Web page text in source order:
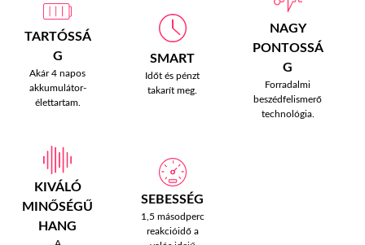
TARTÓSSÁ
G
Akár 4 napos
akkumulátor-
élettartam.
SMART
Időt és pénzt
takarít meg.
NAGY
PONTOSSÁ
G
Forradalmi
beszédfelismerő
technológia.
KIVÁLÓ
MINŐSÉGŰ
HANG
A
SEBESSÉG
1,5 másodperc
reakcióidő a